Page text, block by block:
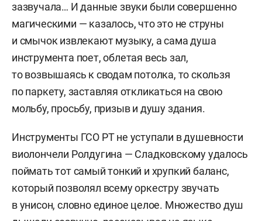
зазвучала… И данные звуки были совершенно
магическими — казалось, что это не струны
и смычок извлекают музыку, а сама душа
инструмента поет, облетая весь зал,
то возвышаясь к сводам потолка, то скользя
по паркету, заставляя откликаться на свою
мольбу, просьбу, призыв и душу здания.
Инструменты ГСО РТ не уступали в душевности
виолончели Ролдугина — Сладковскому удалось
поймать тот самый тонкий и хрупкий баланс,
который позволял всему оркестру звучать
в унисон, словно единое целое. Множество душ